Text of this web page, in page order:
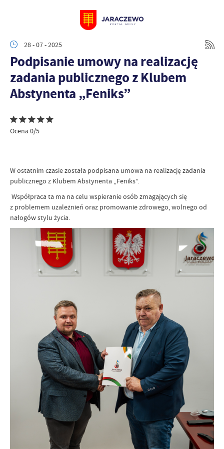
28 - 07 - 2025
Podpisanie umowy na realizację
zadania publicznego z Klubem
Abstynenta „Feniks”
Ocena 0/5
W ostatnim czasie została podpisana umowa na realizację zadania
publicznego z Klubem Abstynenta „Feniks”.
Współpraca ta ma na celu wspieranie osób zmagających się
z problemem uzależnień oraz promowanie zdrowego, wolnego od
nałogów stylu życia.